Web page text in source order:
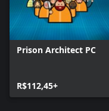
corruptos.
Prison Architect PC
R$112,45+